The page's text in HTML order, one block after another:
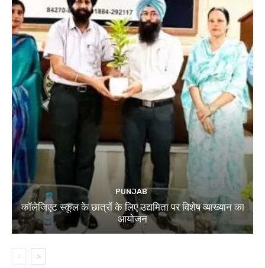
PUNJAB
कॉलेजिएट स्कूल के छात्रों के लिए उद्यमिता पर विशेष व्याख्यान का
आयोजन